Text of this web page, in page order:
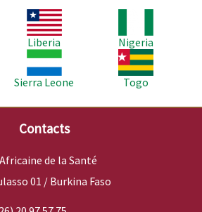
Image
Liberia
Nigeria
Image
Sierra Leone
Image
Togo
Contacts
de la Santé
01 / Burkina Faso